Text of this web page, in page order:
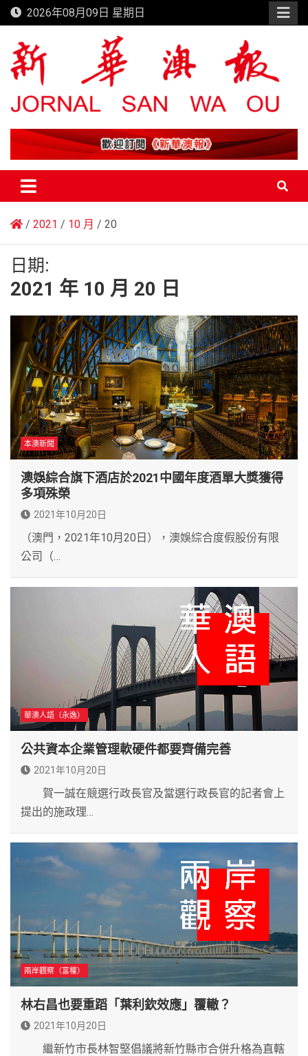
Skip
to
content
2026年08月09日 星期日
新華澳報
2021 10 月 20
日期:
2021 年 10 月 20 日
本澳新聞
澳娛綜合旗下酒店於2021中國年度酒單大獎獲得
多項殊榮
2021年10月20日
（澳門，2021年10月20日），澳娛綜合度假股份有限
公司（…
華澳人語（永逸）
公共資本企業管理軟硬件都要齊備完善
2021年10月20日
賀一誠在競選行政長官及當選行政長官的記者會上
提出的施政理…
兩岸觀察（富權）
林右昌也要重蹈「葉利欽效應」覆轍？
2021年10月20日
繼新竹市長林智堅倡議將新竹縣市合併升格為直轄